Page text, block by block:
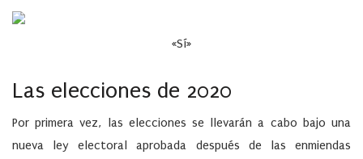
«Sí»
Las elecciones de 2020
Por primera vez, las elecciones se llevarán a cabo bajo una
nueva ley electoral aprobada después de las enmiendas